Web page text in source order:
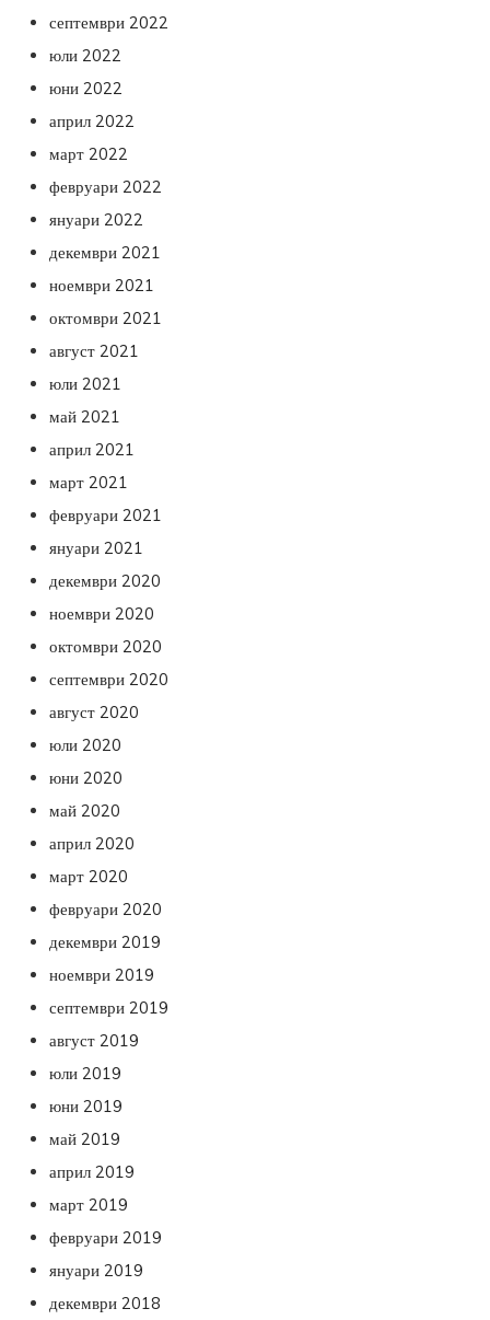
септември 2022
юли 2022
юни 2022
април 2022
март 2022
февруари 2022
януари 2022
декември 2021
ноември 2021
октомври 2021
август 2021
юли 2021
май 2021
април 2021
март 2021
февруари 2021
януари 2021
декември 2020
ноември 2020
октомври 2020
септември 2020
август 2020
юли 2020
юни 2020
май 2020
април 2020
март 2020
февруари 2020
декември 2019
ноември 2019
септември 2019
август 2019
юли 2019
юни 2019
май 2019
април 2019
март 2019
февруари 2019
януари 2019
декември 2018